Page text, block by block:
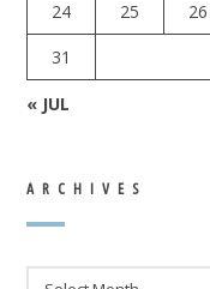
24
25 26
31
« JUL
ARCHIVES